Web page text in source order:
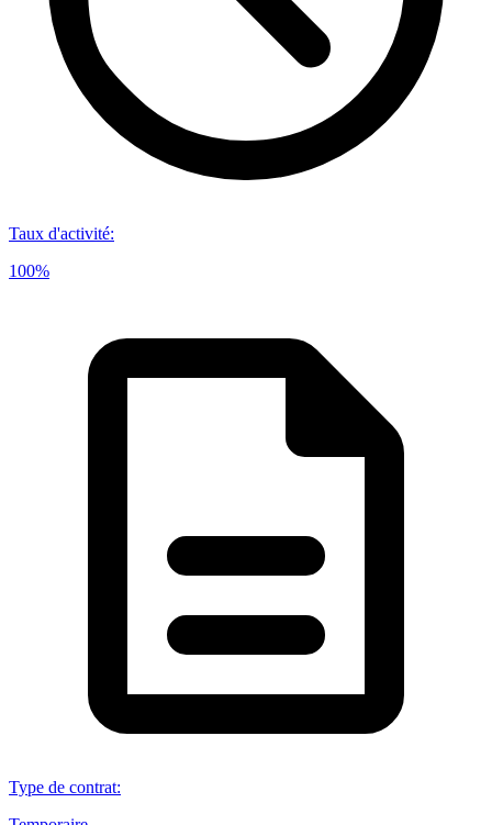
Taux d'activité:
100%
Type de contrat: